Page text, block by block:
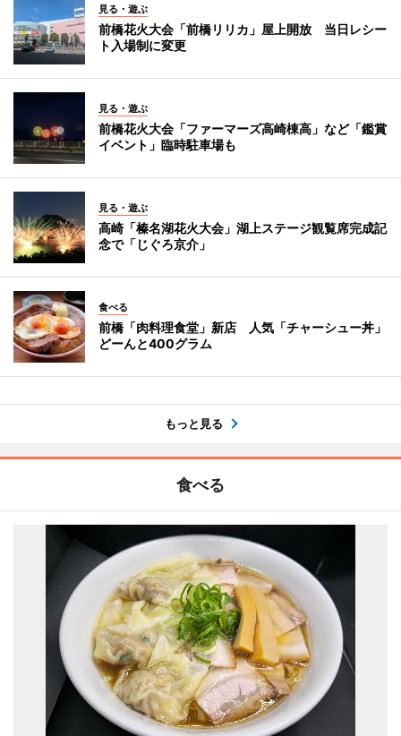
見る・遊ぶ
前橋花火大会「前橋リリカ」屋上開放 当日レシー
ト入場制に変更
見る・遊ぶ
前橋花火大会「ファーマーズ高崎棟高」など「鑑賞
イベント」臨時駐車場も
見る・遊ぶ
高崎「榛名湖花火大会」湖上ステージ観覧席完成記
念で「じぐろ京介」
食べる
前橋「肉料理食堂」新店 人気「チャーシュー丼」
どーんと400グラム
もっと見る
食べる